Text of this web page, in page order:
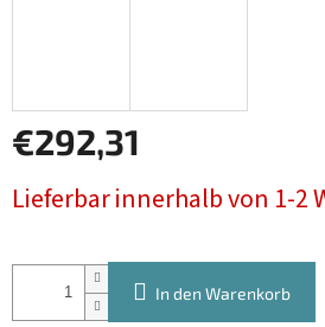
€292,31
Lieferbar innerhalb von 1-2
In den Warenkorb